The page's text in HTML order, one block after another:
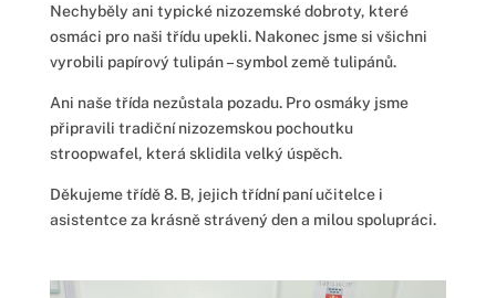
Nechyběly ani typické nizozemské dobroty, které
osmáci pro naši třídu upekli. Nakonec jsme si všichni
vyrobili papírový tulipán – symbol země tulipánů.
Ani naše třída nezůstala pozadu. Pro osmáky jsme
připravili tradiční nizozemskou pochoutku
stroopwafel, která sklidila velký úspěch.
Děkujeme třídě 8. B, jejich třídní paní učitelce i
asistentce za krásně strávený den a milou spolupráci.